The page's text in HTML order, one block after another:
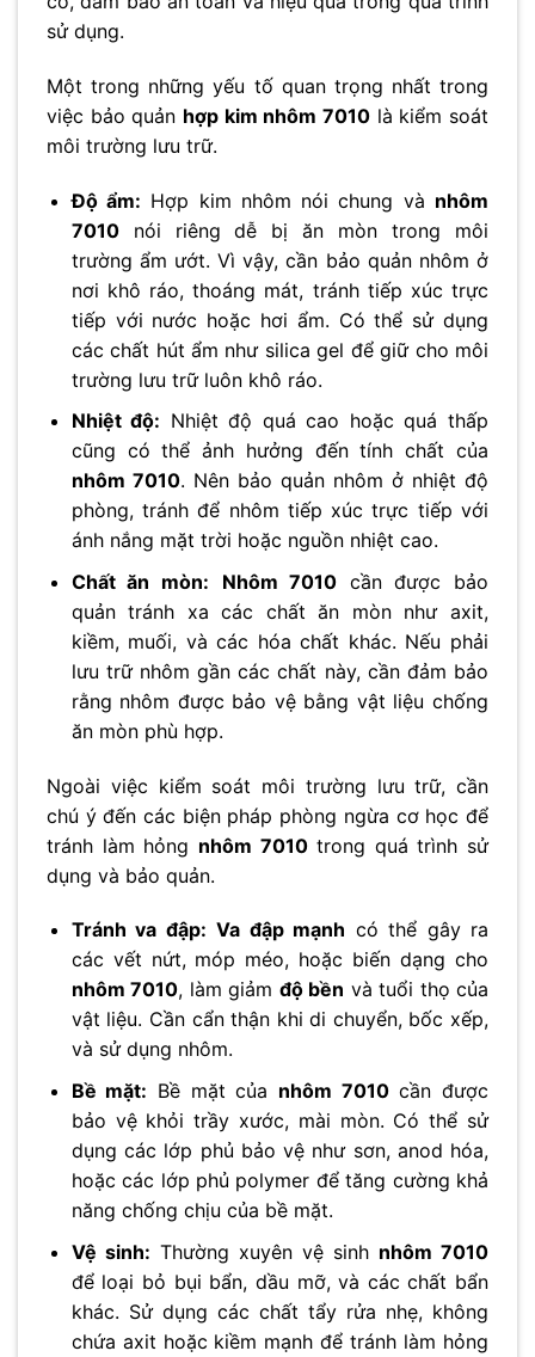
sử dụng.
Một trong những yếu tố quan trọng nhất trong
việc bảo quản hợp kim nhôm 7010 là kiểm soát
môi trường lưu trữ.
Độ ẩm: Hợp kim nhôm nói chung và nhôm
7010nói riêng dễ bị ăn mòn trong môi
trường ẩm ướt. Vì vậy, cần bảo quản nhôm ở
nơi khô ráo, thoáng mát, tránh tiếp xúc trực
tiếp với nước hoặc hơi ẩm. Có thể sử dụng
các chất hút ẩm như silica gel để giữ cho môi
trường lưu trữ luôn khô ráo.
Nhiệt độ: Nhiệt độ quá cao hoặc quá thấp
cũng có thể ảnh hưởng đến tính chất của
nhôm 7010. Nên bảo quản nhôm ở nhiệt độ
phòng, tránh để nhôm tiếp xúc trực tiếp với
ánh nắng mặt trời hoặc nguồn nhiệt cao.
Chất ăn mòn:
Nhôm 7010 cần được bảo
quản tránh xa các chất ăn mòn như axit,
kiềm, muối, và các hóa chất khác. Nếu phải
lưu trữ nhôm gần các chất này, cần đảm bảo
rằng nhôm được bảo vệ bằng vật liệu chống
ăn mòn phù hợp.
Ngoài việc kiểm soát môi trường lưu trữ, cần
chú ý đến các biện pháp phòng ngừa cơ học để
tránh làm hỏng nhôm 7010trong quá trình sử
dụng và bảo quản.
Tránh va đập: Va đập mạnh có thể gây ra
các vết nứt, móp méo, hoặc biến dạng cho
nhôm 7010, làm giảm độ bền và tuổi thọ của
vật liệu. Cần cẩn thận khi di chuyển, bốc xếp,
và sử dụng nhôm.
Bề mặt: Bề mặt của nhôm 7010cần được
bảo vệ khỏi trầy xước, mài mòn. Có thể sử
dụng các lớp phủ bảo vệ như sơn, anod hóa,
hoặc các lớp phủ polymer để tăng cường khả
năng chống chịu của bề mặt.
Vệ sinh: Thường xuyên vệ sinh nhôm 7010
để loại bỏ bụi bẩn, dầu mỡ, và các chất bẩn
khác. Sử dụng các chất tẩy rửa nhẹ, không
chứa axit hoặc kiềm mạnh để tránh làm hỏng